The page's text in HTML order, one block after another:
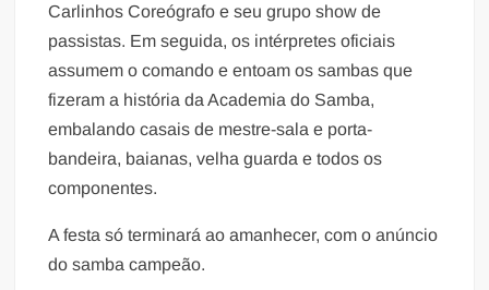
Carlinhos Coreógrafo e seu grupo show de
passistas. Em seguida, os intérpretes oficiais
assumem o comando e entoam os sambas que
fizeram a história da Academia do Samba,
embalando casais de mestre-sala e porta-
bandeira, baianas, velha guarda e todos os
componentes.
A festa só terminará ao amanhecer, com o anúncio
do samba campeão.